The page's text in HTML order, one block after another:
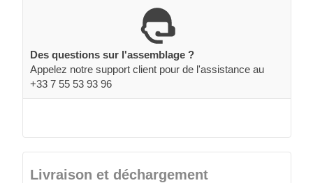
Des questions sur l'assemblage ?
Appelez notre support client pour de l'assistance au
+33 7 55 53 93 96
Livraison et déchargement